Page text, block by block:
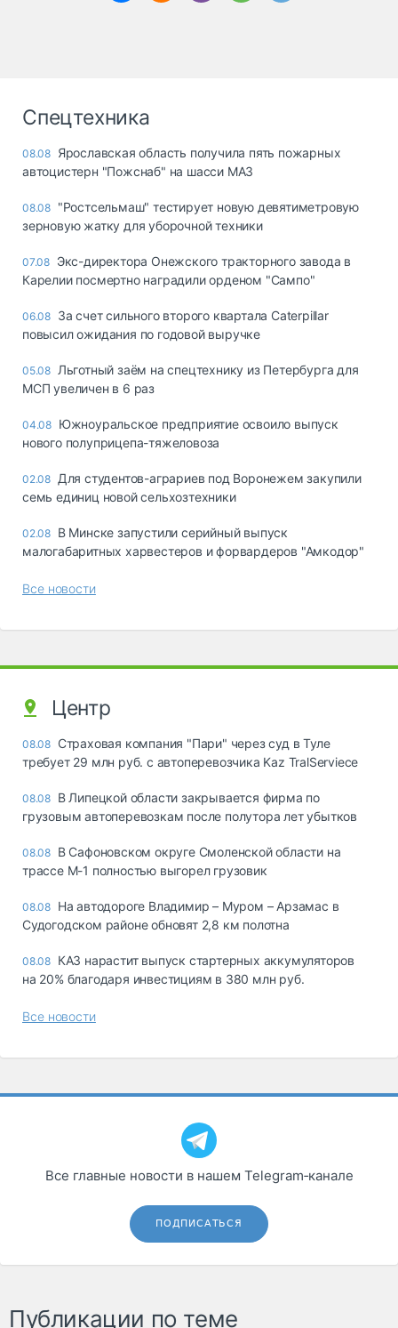
Спецтехника
08.08 Ярославская область получила пять пожарных
автоцистерн "Пожснаб" на шасси МАЗ
08.08 "Ростсельмаш" тестирует новую девятиметровую
зерновую жатку для уборочной техники
07.08 Экс-директора Онежского тракторного завода в
Карелии посмертно наградили орденом "Сампо"
06.08 За счет сильного второго квартала Caterpillar
повысил ожидания по годовой выручке
05.08 Льготный заём на спецтехнику из Петербурга для
МСП увеличен в 6 раз
04.08 Южноуральское предприятие освоило выпуск
нового полуприцепа-тяжеловоза
02.08 Для студентов-аграриев под Воронежем закупили
семь единиц новой сельхозтехники
02.08 В Минске запустили серийный выпуск
малогабаритных харвестеров и форвардеров "Амкодор"
Все новости
Центр
08.08 Страховая компания "Пари" через суд в Туле
требует 29 млн руб. с автоперевозчика Kaz TralServiece
08.08 В Липецкой области закрывается фирма по
грузовым автоперевозкам после полутора лет убытков
08.08 В Сафоновском округе Смоленской области на
трассе М-1 полностью выгорел грузовик
08.08 На автодороге Владимир – Муром – Арзамас в
Судогодском районе обновят 2,8 км полотна
08.08 КАЗ нарастит выпуск стартерных аккумуляторов
на 20% благодаря инвестициям в 380 млн руб.
Все новости
Все главные новости в нашем Telegram‑канале
ПОДПИСАТЬСЯ
Публикации по теме